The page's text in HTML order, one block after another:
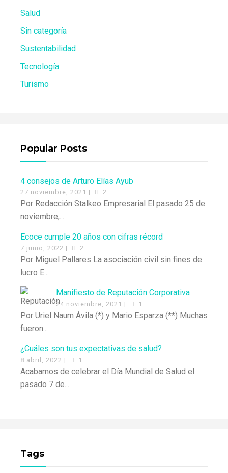
Salud
Sin categoría
Sustentabilidad
Tecnología
Turismo
Popular Posts
4 consejos de Arturo Elías Ayub
27 noviembre, 2021 | 2
Por Redacción Stalkeo Empresarial El pasado 25 de
noviembre,...
Ecoce cumple 20 años con cifras récord
7 junio, 2022 | 2
Por Miguel Pallares La asociación civil sin fines de
lucro E...
Manifiesto de Reputación Corporativa
24 noviembre, 2021 | 1
Por Uriel Naum Ávila (*) y Mario Esparza (**) Muchas
fueron...
¿Cuáles son tus expectativas de salud?
8 abril, 2022 | 1
Acabamos de celebrar el Día Mundial de Salud el
pasado 7 de...
Tags